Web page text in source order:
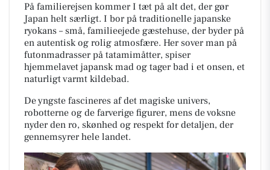
På familierejsen kommer I tæt på alt det, der gør
Japan helt særligt. I bor på traditionelle japanske
ryokans – små, familieejede gæstehuse, der byder på
en autentisk og rolig atmosfære. Her sover man på
futonmadrasser på tatamimåtter, spiser
hjemmelavet japansk mad og tager bad i et onsen, et
naturligt varmt kildebad.
De yngste fascineres af det magiske univers,
robotterne og de farverige figurer, mens de voksne
nyder den ro, skønhed og respekt for detaljen, der
gennemsyrer hele landet.